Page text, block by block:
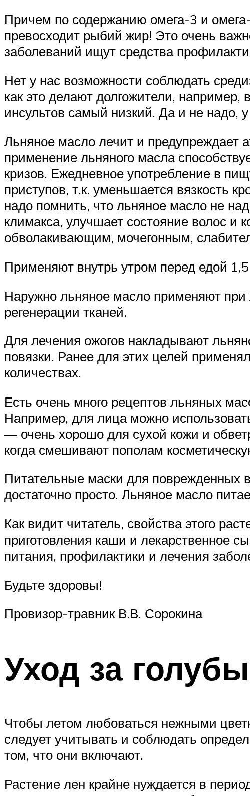
Причем по содержанию омега-3 и
превосходит рыбий жир! Это очень
заболеваний ищут средства
Нет у нас возможности соблюдать
как это делают долгожители, например,
инсультов самый низкий. Да и не надо,
Льняное масло лечит и предупреждает
применение льняного масла
кризов. Ежедневное употребление в
приступов, т.к. уменьшается вязкость
надо помнить, что льняное масло не
климакса, улучшает состояние волос и
обволакивающим, мочегонным,
Применяют внутрь утром перед едой
Наружно льняное масло применяют при
регенерации тканей.
Для лечения ожогов накладывают
повязки. Ранее для этих целей
количествах.
Есть очень много рецептов льняных
Например, для лица можно
— очень хорошо для сухой кожи и
когда смешивают пополам
Питательные маски для
достаточно просто. Льняное масло
Как видит читатель, свойства этого
приготовления каши и лекарственное
питания, профилактики и лечения
Будьте здоровы!
Провизор-травник В.В. Сорокина
Уход за
Чтобы летом любоваться нежными
следует учитывать и соблюдать
том, что они включают.
Растение лен крайне нуждается в